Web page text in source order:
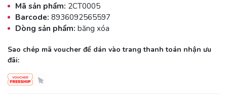
Mã sản phẩm: 2CT0005
Barcode: 8936092565597
Dòng sản phẩm: băng xóa
Sao chép mã voucher để dán vào trang thanh toán nhận ưu
đãi: